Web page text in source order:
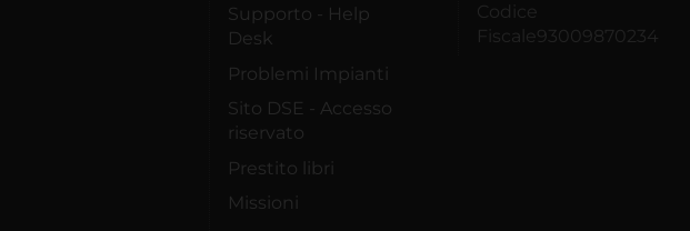
Supporto - Help
Desk
Problemi Impianti
Sito DSE - Accesso
riservato
Prestito libri
Missioni
Codice
Fiscale93009870234